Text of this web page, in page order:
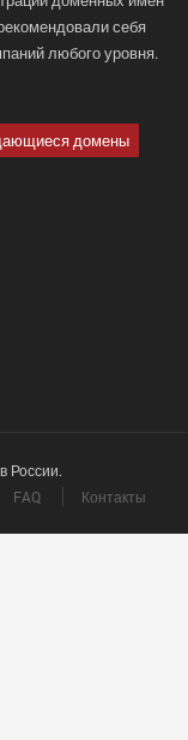
себя
любого уровня.
домены
России.
FAQ Контакты